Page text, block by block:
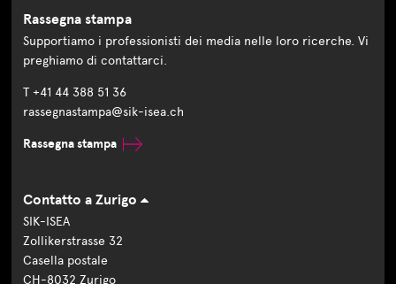
Rassegna stampa
Supportiamo i professionisti dei media nelle loro ricerche. Vi
preghiamo di contattarci.
T +41 44 388 51 36
rassegnastampa@sik-isea.ch
Rassegna stampa
Contatto a Zurigo
SIK-ISEA
Zollikerstrasse 32
Casella postale
CH-8032 Zurigo